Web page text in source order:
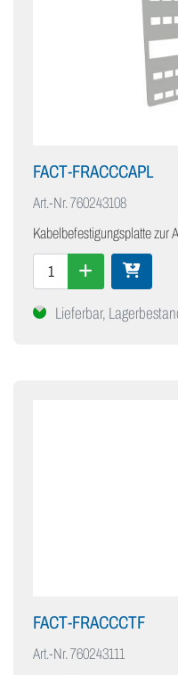
FACT-FRACCCAPL
Art.-Nr.760243108
Kabelbefestigungsplatte zur
Lieferbar,
FACT-FRACCCTF
Art.-Nr.760243111